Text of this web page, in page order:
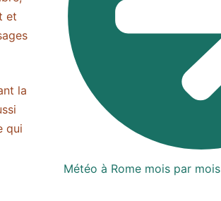
et
la
qui
Météo à Rome mois par mois